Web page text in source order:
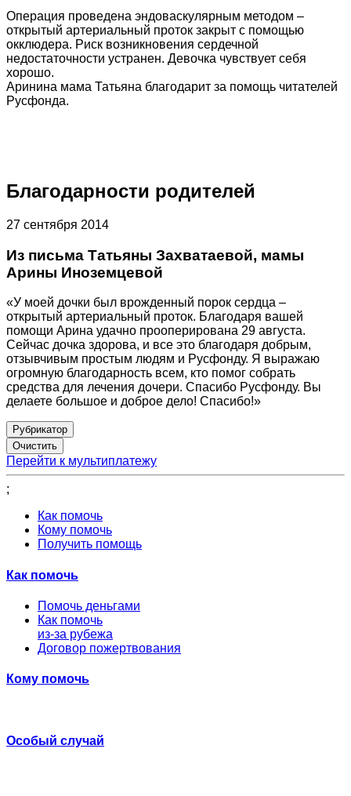
Операция проведена эндоваскулярным методом –
открытый артериальный проток закрыт с помощью
окклюдера. Риск возникновения сердечной
недостаточности устранен. Девочка чувствует себя
хорошо.
Аринина мама Татьяна благодарит за помощь читателей
Русфонда.
Благодарности родителей
27 сентября 2014
Из письма Татьяны Захватаевой, мамы
Арины Иноземцевой
«У моей дочки был врожденный порок сердца –
открытый артериальный проток. Благодаря вашей
помощи Арина удачно прооперирована 29 августа.
Сейчас дочка здорова, и все это благодаря добрым,
отзывчивым простым людям и Русфонду. Я выражаю
огромную благодарность всем, кто помог собрать
средства для лечения дочери. Спасибо Русфонду. Вы
делаете большое и доброе дело! Спасибо!»
Рубрикатор
Перейти к мультиплатежу
;
Как помочь
Кому помочь
Получить помощь
Как помочь
Помочь деньгами
Как помочь
из-за рубежа
Договор пожертвования
Кому помочь
Особый случай